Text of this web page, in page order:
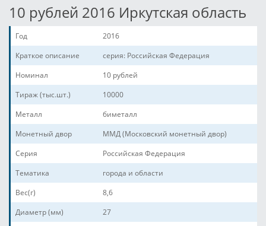
10 рублей 2016 Иркутская область
Год
2016
Краткое описание
серия: Российская Федерация
Номинал
10 рублей
Тираж (тыс.шт.)
10000
Металл
биметалл
Монетный двор
ММД (Московский монетный двор)
Серия
Российская Федерация
Тематика
города и области
Вес(г)
8,6
Диаметр (мм)
27